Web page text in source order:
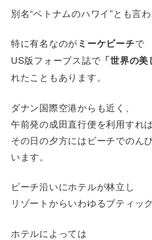
別名“ベトナムのハワイ”とも言わ
特に有名なのがミーケビーチで
US版フォーブス誌で 「世界の
れたこともあります。
ダナン国際空港からも近く、
午前発の成田直行便を利用すれ
その日の夕方にはビーチでのん
います。
ビーチ沿いにホテルが林立し
リゾートからいわゆるブティッ
ホテルによっては